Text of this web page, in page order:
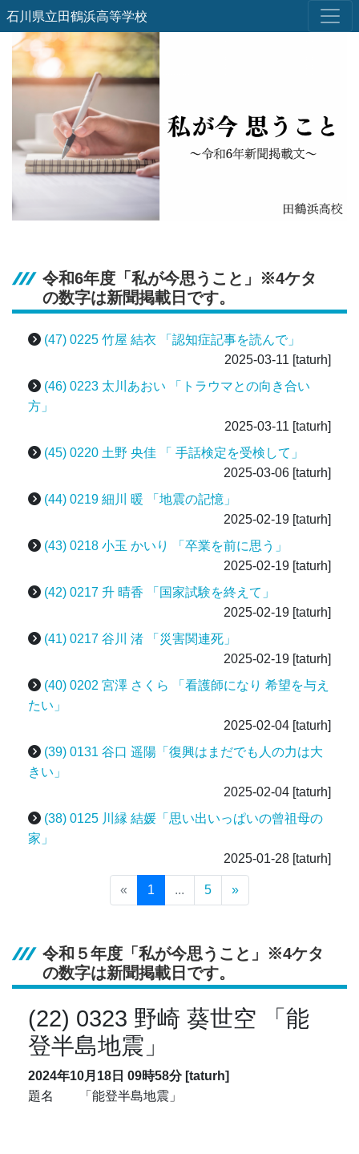
石川県立田鶴浜高等学校
令和6年度「私が今思うこと」※4ケタ
の数字は新聞掲載日です。
(47) 0225 竹屋 結衣 「認知症記事を読んで」
2025-03-11 [taturh]
(46) 0223 太川あおい 「トラウマとの向き合い
方」
2025-03-11 [taturh]
(45) 0220 土野 央佳 「 手話検定を受検して」
2025-03-06 [taturh]
(44) 0219 細川 暖 「地震の記憶」
2025-02-19 [taturh]
(43) 0218 小玉 かいり 「卒業を前に思う」
2025-02-19 [taturh]
(42) 0217 升 晴香 「国家試験を終えて」
2025-02-19 [taturh]
(41) 0217 谷川 渚 「災害関連死」
2025-02-19 [taturh]
(40) 0202 宮澤 さくら 「看護師になり 希望を与え
たい」
2025-02-04 [taturh]
(39) 0131 谷口 遥陽「復興はまだでも人の力は大
きい」
2025-02-04 [taturh]
(38) 0125 川縁 結媛「思い出いっぱいの曾祖母の
家」
2025-01-28 [taturh]
« 1 ... 5 »
令和５年度「私が今思うこと」※4ケタ
の数字は新聞掲載日です。
(22) 0323 野崎 葵世空 「能
登半島地震」
2024年10月18日 09時58分 [taturh]
題名 「能登半島地震」